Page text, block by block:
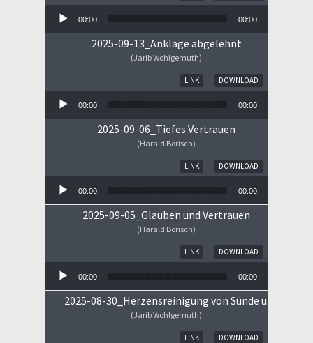
00:00 00:00
2025-09-13_Anklage abgelehnt
(Jarib Wohlgemuth)
DOWNLOAD
LINK
00:00 00:00
2025-09-06_Tiefes Vertrauen
(Harald Borisch)
DOWNLOAD
LINK
00:00 00:00
2025-09-05_Glauben und Vertrauen
(Harald Borisch)
DOWNLOAD
LINK
00:00 00:00
2025-08-30_Herzensreinigung von Sünde und Sorge
(Jarib Wohlgemuth)
DOWNLOAD
LINK